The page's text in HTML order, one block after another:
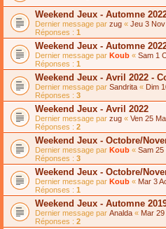
Weekend Jeux - Automne
Dernier message par zug « Jeu 3
Réponses : 1
Weekend Jeux - Automne
Dernier message par Koub « Sam 1
Réponses : 1
Weekend Jeux - Avril 2022 -
Dernier message par Sandrita « Dim
Réponses : 3
Weekend Jeux - Avril 2022
Dernier message par zug « Ven 25
Réponses : 2
Weekend Jeux - Octobre/
Dernier message par Koub « Sam 25
Réponses : 3
Weekend Jeux - Octobre/
Dernier message par Koub « Mar 3
Réponses : 1
Weekend Jeux - Automne
Dernier message par Analda « Mar
Réponses : 2